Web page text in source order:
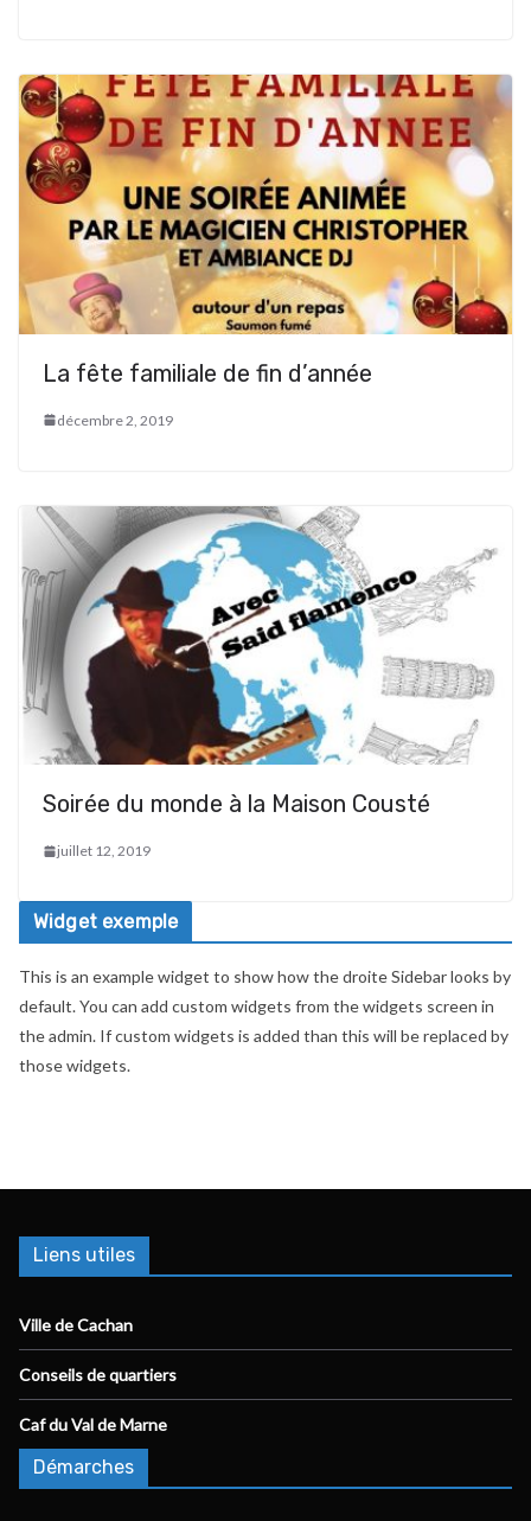
La fête familiale de fin d’année
décembre 2, 2019
Soirée du monde à la Maison Cousté
juillet 12, 2019
Widget exemple
This is an example widget to show how the droite Sidebar looks by
default. You can add custom widgets from the widgets screen in
the admin. If custom widgets is added than this will be replaced by
those widgets.
Liens utiles
Ville de Cachan
Conseils de quartiers
Caf du Val de Marne
Démarches